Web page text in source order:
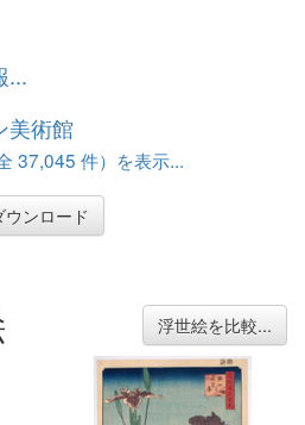
...
美術館
37,045 件）を表示...
ンロード
浮世絵を比較...